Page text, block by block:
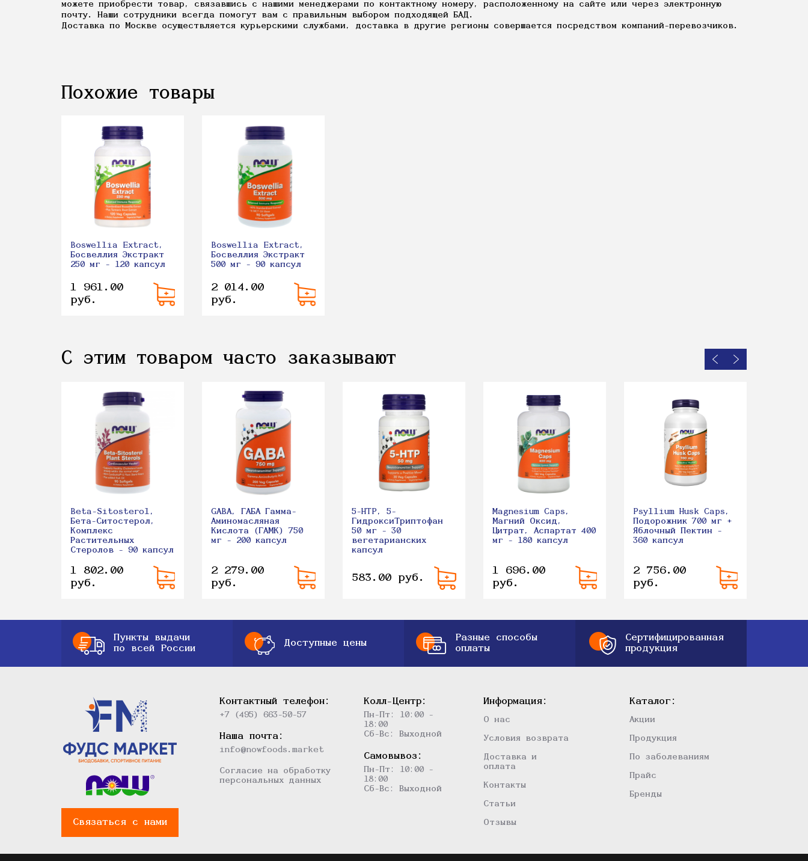
можете приобрести товар, связавшись с нашими менеджерами по контактному номеру, расположенному на сайте или через электронную
почту. Наши сотрудники всегда помогут вам с правильным выбором подходящей БАД.
Доставка по Москве осуществляется курьерскими службами, доставка в другие регионы совершается посредством компаний-перевозчиков.
Похожие товары
Boswellia Extract,
Босвеллия Экстракт
250 мг - 120 капсул
1 961.00
руб.
Boswellia Extract,
Босвеллия Экстракт
500 мг - 90 капсул
2 014.00
руб.
С этим товаром часто заказывают
Beta-Sitosterol,
Бета-Ситостерол,
Комплекс
Растительных
Стеролов - 90 капсул
1 802.00
руб.
GABA, ГАБА Гамма-
Аминомасляная
Кислота (ГАМК) 750
мг - 200 капсул
2 279.00
руб.
5-HTP, 5-
ГидроксиТриптофан
50 мг - 30
вегетарианских
капсул
583.00 руб.
Magnesium Caps,
Магний Оксид,
Цитрат, Аспартат 400
мг - 180 капсул
1 696.00
руб.
Psyllium Husk Caps,
Подорожник 700 мг +
Яблочный Пектин -
360 капсул
2 756.00
руб.
Пункты выдачи
по всей России
Доступные цены
Разные способы
оплаты
Сертифицированная
продукция
Связаться с нами
Контактный телефон:
+7 (495) 663-50-57
Наша почта:
info@nowfoods.market
Согласие на обработку
персональных данных
Колл-Центр:
Пн-Пт: 10:00 -
18:00
Сб-Вс: Выходной
Самовывоз:
Пн-Пт: 10:00 -
18:00
Сб-Вс: Выходной
Информация:
О нас
Условия возврата
Доставка и
оплата
Контакты
Статьи
Отзывы
Каталог:
Акции
Продукция
По заболеваниям
Прайс
Бренды